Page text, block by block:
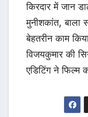
किरदार में जान
मुनीशकांत,
बेहतरीन काम
विजयकुमार की
एडिटिंग ने फिल्म